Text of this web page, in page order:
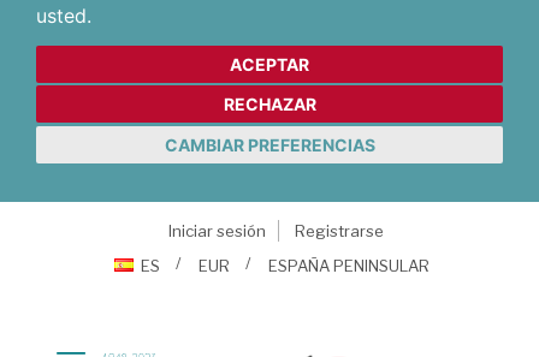
usted.
ACEPTAR
RECHAZAR
CAMBIAR PREFERENCIAS
Iniciar sesión
Registrarse
ES
EUR ESPAÑA PENINSULAR